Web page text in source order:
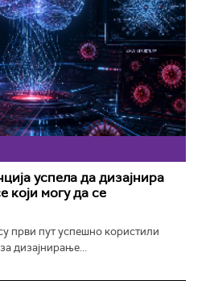
успела да дизајнира
који могу да се
први пут успешно користили
дизајнирање...